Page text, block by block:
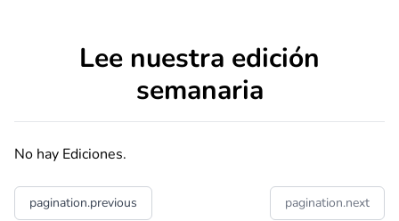
Lee nuestra edición
semanaria
No hay Ediciones.
pagination.previous pagination.next